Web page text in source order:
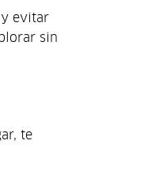
y evitar
sin
te